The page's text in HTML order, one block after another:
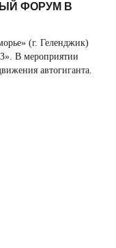
ФОРУМ В
(г. Геленджик)
В мероприятии
автогиганта.